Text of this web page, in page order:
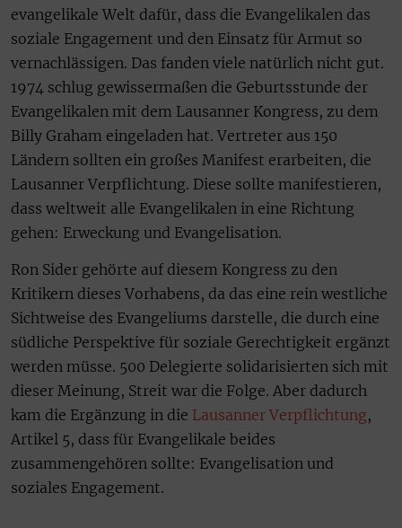
evangelikale Welt dafür, dass die Evangelikalen das
soziale Engagement und den Einsatz für Armut so
vernachlässigen. Das fanden viele natürlich nicht gut.
1974 schlug gewissermaßen die Geburtsstunde der
Evangelikalen mit dem Lausanner Kongress, zu dem
Billy Graham eingeladen hat. Vertreter aus 150
Ländern sollten ein großes Manifest erarbeiten, die
Lausanner Verpflichtung. Diese sollte manifestieren,
dass weltweit alle Evangelikalen in eine Richtung
gehen: Erweckung und Evangelisation.
Ron Sider gehörte auf diesem Kongress zu den
Kritikern dieses Vorhabens, da das eine rein westliche
Sichtweise des Evangeliums darstelle, die durch eine
südliche Perspektive für soziale Gerechtigkeit ergänzt
werden müsse. 500 Delegierte solidarisierten sich mit
dieser Meinung, Streit war die Folge. Aber dadurch
kam die Ergänzung in die Lausanner Verpflichtung,
Artikel 5, dass für Evangelikale beides
zusammengehören sollte: Evangelisation und
soziales Engagement.